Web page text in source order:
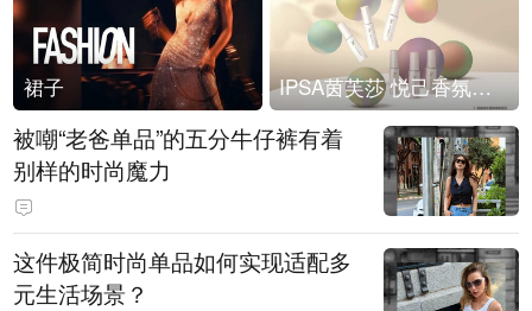
裙子 IPSA茵芙莎 悦己香氛凝露上市
被嘲“老爸单品”的五分牛仔裤有着
别样的时尚魔力
这件极简时尚单品如何实现适配多
元生活场景？